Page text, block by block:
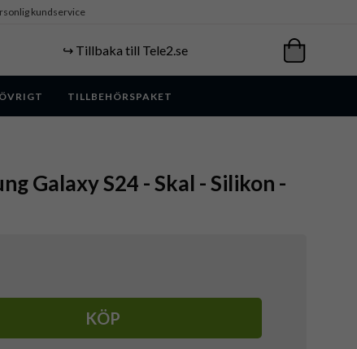
kundservice
↪️ Tillbaka till Tele2.se
ÖVRIGT TILLBEHÖRSPAKET
Galaxy S24 - Skal - Silikon -
KÖP